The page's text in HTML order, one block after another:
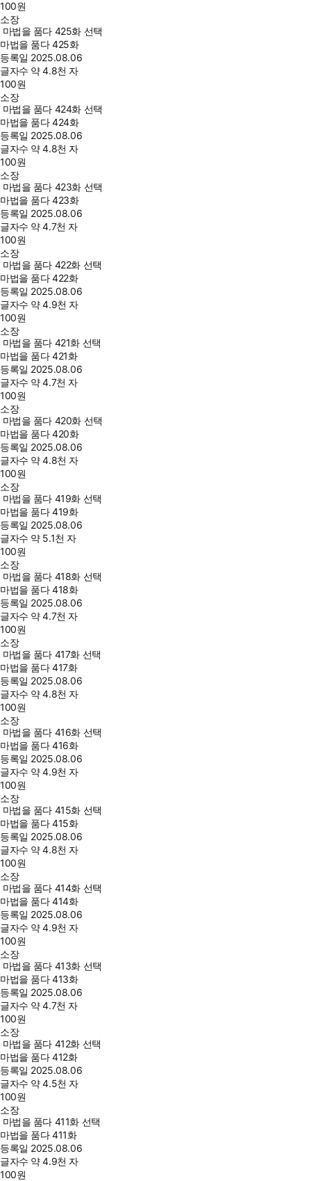
100원
소장
마법을 품다 425화 선택
마법을 품다 425화
등록일 2025.08.06
글자수 약 4.8천 자
100원
소장
마법을 품다 424화 선택
마법을 품다 424화
등록일 2025.08.06
글자수 약 4.8천 자
100원
소장
마법을 품다 423화 선택
마법을 품다 423화
등록일 2025.08.06
글자수 약 4.7천 자
100원
소장
마법을 품다 422화 선택
마법을 품다 422화
등록일 2025.08.06
글자수 약 4.9천 자
100원
소장
마법을 품다 421화 선택
마법을 품다 421화
등록일 2025.08.06
글자수 약 4.7천 자
100원
소장
마법을 품다 420화 선택
마법을 품다 420화
등록일 2025.08.06
글자수 약 4.8천 자
100원
소장
마법을 품다 419화 선택
마법을 품다 419화
등록일 2025.08.06
글자수 약 5.1천 자
100원
소장
마법을 품다 418화 선택
마법을 품다 418화
등록일 2025.08.06
글자수 약 4.7천 자
100원
소장
마법을 품다 417화 선택
마법을 품다 417화
등록일 2025.08.06
글자수 약 4.8천 자
100원
소장
마법을 품다 416화 선택
마법을 품다 416화
등록일 2025.08.06
글자수 약 4.9천 자
100원
소장
마법을 품다 415화 선택
마법을 품다 415화
등록일 2025.08.06
글자수 약 4.8천 자
100원
소장
마법을 품다 414화 선택
마법을 품다 414화
등록일 2025.08.06
글자수 약 4.9천 자
100원
소장
마법을 품다 413화 선택
마법을 품다 413화
등록일 2025.08.06
글자수 약 4.7천 자
100원
소장
마법을 품다 412화 선택
마법을 품다 412화
등록일 2025.08.06
글자수 약 4.5천 자
100원
소장
마법을 품다 411화 선택
마법을 품다 411화
등록일 2025.08.06
글자수 약 4.9천 자
100원